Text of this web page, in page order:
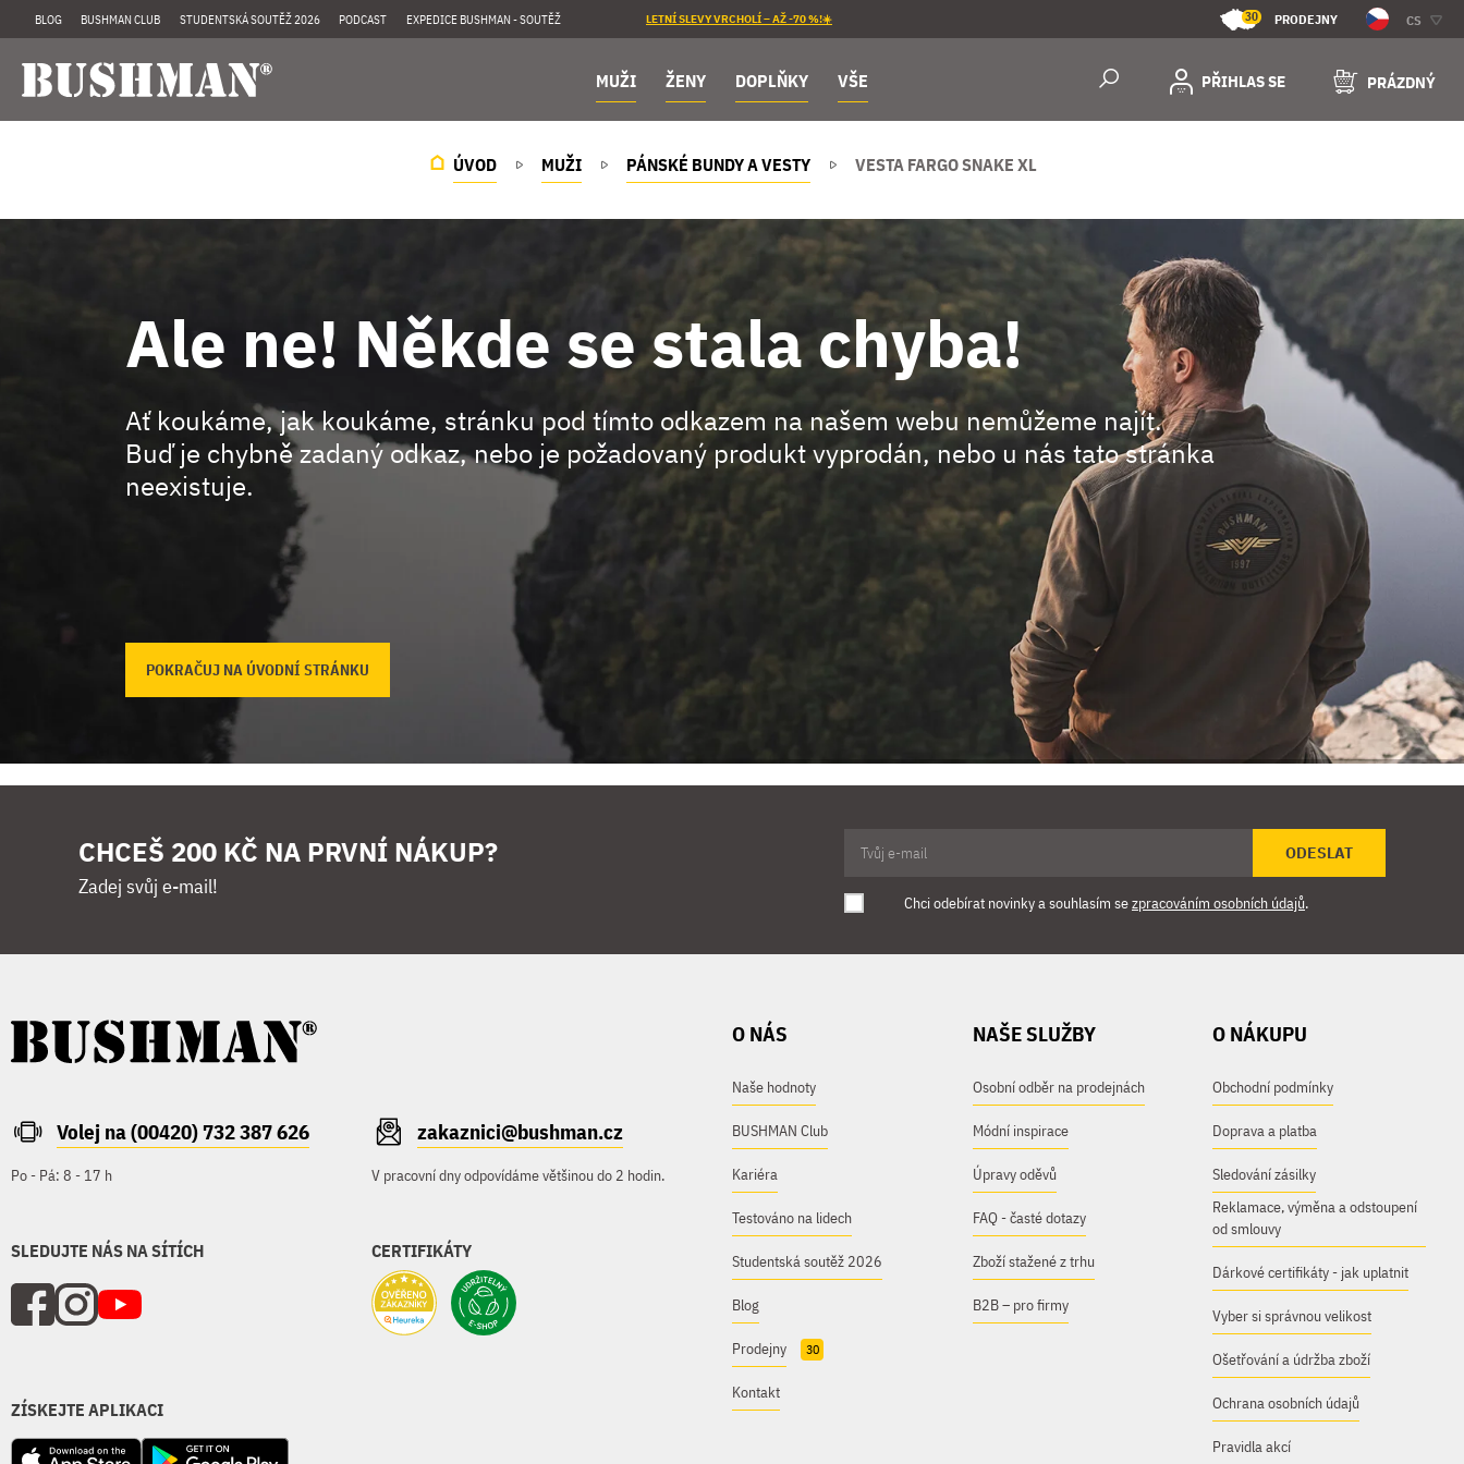
BLOG BUSHMAN CLUB STUDENTSKÁ SOUTĚŽ 2026 PODCAST EXPEDICE BUSHMAN - SOUTĚŽ LETNÍ SLEVY VRCHOLÍ – AŽ -70 %!☀️ 30 PRODEJNY CS
MUŽI ŽENY DOPLŇKY VŠE PŘIHLAS SE PRÁZDNÝ
ÚVOD MUŽI PÁNSKÉ BUNDY A VESTY VESTA FARGO SNAKE XL
Ale ne! Někde se stala chyba!
Ať koukáme, jak koukáme, stránku pod tímto odkazem na našem webu nemůžeme najít.
Buď je chybně zadaný odkaz, nebo je požadovaný produkt vyprodán, nebo u nás tato stránka
neexistuje.
POKRAČUJ NA ÚVODNÍ STRÁNKU
CHCEŠ 200 KČ NA PRVNÍ NÁKUP?
Zadej svůj e-mail!
ODESLAT
Chci odebírat novinky a souhlasím sezpracováním osobních údajů.
Volej na (00420) 732 387 626
Po - Pá: 8 - 17 h
zakaznici@bushman.cz
V pracovní dny odpovídáme většinou do 2 hodin.
SLEDUJTE NÁS NA SÍTÍCH CERTIFIKÁTY
ZÍSKEJTE APLIKACI
O NÁS
Naše hodnoty
BUSHMAN Club
Kariéra
Testováno na lidech
Studentská soutěž 2026
Blog
Prodejny 30
Kontakt
NAŠE SLUŽBY
Osobní odběr na prodejnách
Módní inspirace
Úpravy oděvů
FAQ - časté dotazy
Zboží stažené z trhu
B2B – pro firmy
O NÁKUPU
Obchodní podmínky
Doprava a platba
Sledování zásilky
Reklamace, výměna a odstoupení
od smlouvy
Dárkové certifikáty - jak uplatnit
Vyber si správnou velikost
Ošetřování a údržba zboží
Ochrana osobních údajů
Pravidla akcí